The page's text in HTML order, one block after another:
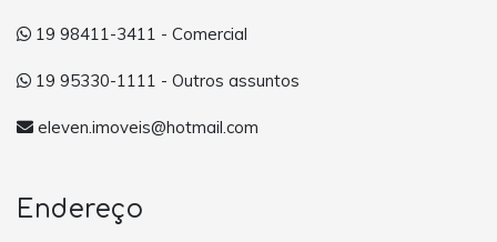
19 98411-3411 - Comercial
19 95330-1111 - Outros assuntos
eleven.imoveis@hotmail.com
Endereço